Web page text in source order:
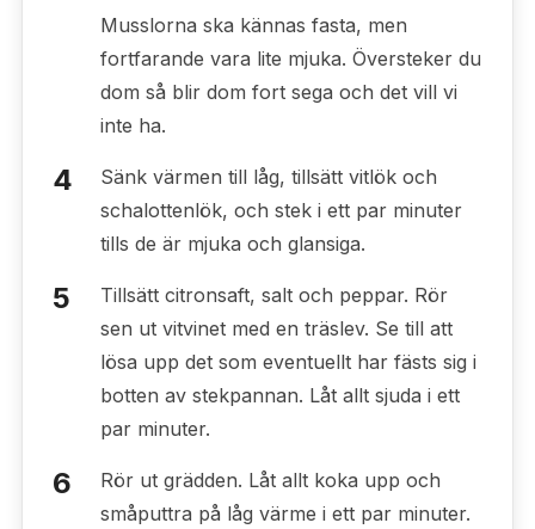
Musslorna ska kännas fasta, men
fortfarande vara lite mjuka. Översteker du
dom så blir dom fort sega och det vill vi
inte ha.
Sänk värmen till låg, tillsätt vitlök och
schalottenlök, och stek i ett par minuter
tills de är mjuka och glansiga.
Tillsätt citronsaft, salt och peppar. Rör
sen ut vitvinet med en träslev. Se till att
lösa upp det som eventuellt har fästs sig i
botten av stekpannan. Låt allt sjuda i ett
par minuter.
Rör ut grädden. Låt allt koka upp och
småputtra på låg värme i ett par minuter.